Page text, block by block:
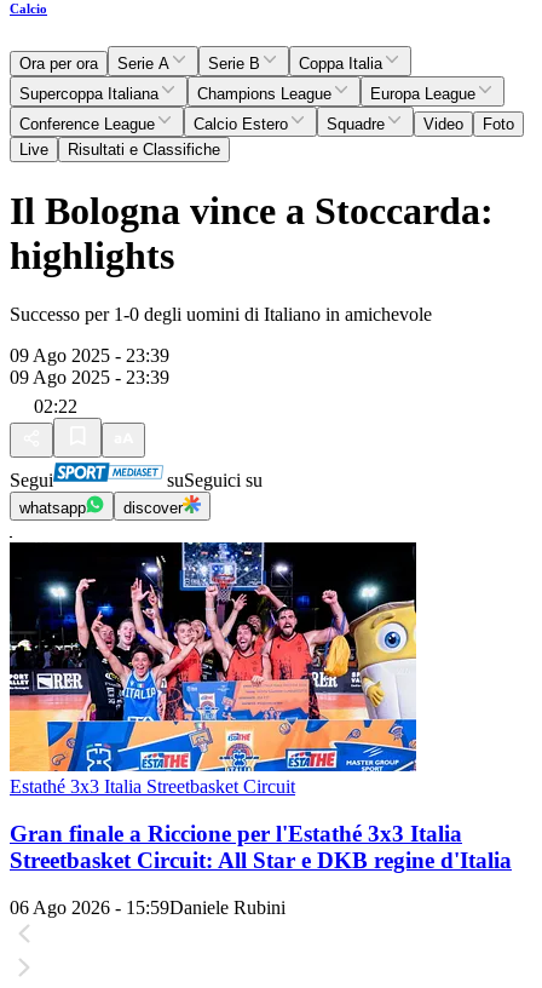
Calcio
Ora per ora Serie A Serie B
Coppa Italia
Supercoppa Italiana
Champions League
Europa League
Conference League
Calcio Estero Squadre Video
Foto
Live
Risultati e Classifiche
Il Bologna vince a Stoccarda:
highlights
Successo per 1-0 degli uomini di Italiano in amichevole
09 Ago 2025 - 23:39
09 Ago 2025 - 23:39
02:22
Segui suSeguici su
whatsapp discover
Estathé 3x3 Italia Streetbasket Circuit
Gran finale a Riccione per l'Estathé 3x3 Italia
Streetbasket Circuit: All Star e DKB regine d'Italia
06 Ago 2026 - 15:59Daniele Rubini